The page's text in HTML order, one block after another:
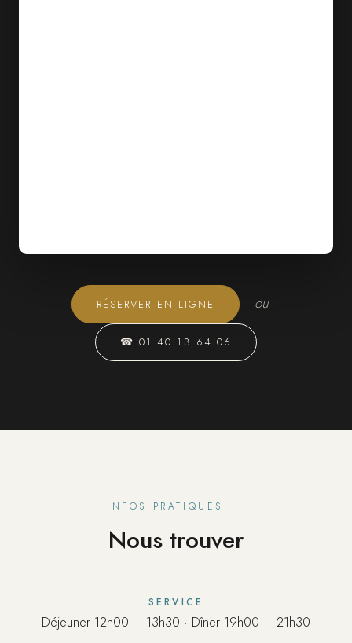
RÉSERVER EN LIGNE ou
☎ 01 40 13 64 06
INFOS PRATIQUES
Nous trouver
SERVICE
Déjeuner 12h00 – 13h30 · Dîner 19h00 – 21h30